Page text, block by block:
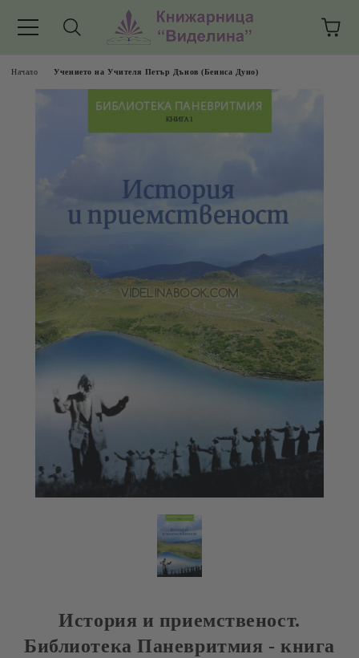
Начало Учението на Учителя Петър Дънов (Беинса Дуно)
История и приемственост.
Библиотека Паневритмия - книга